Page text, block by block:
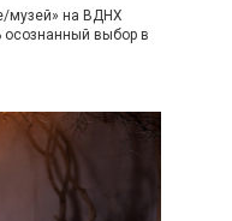
музей» на ВДНХ
выбор в